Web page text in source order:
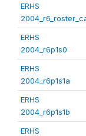
ERHS
ERHS
2004_r6p1s0
ERHS
2004_r6p1s1a
ERHS
2004_r6p1s1b
ERHS